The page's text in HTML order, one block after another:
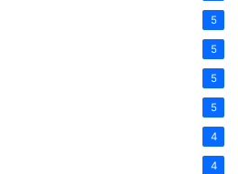
5
5
5
5
4
4